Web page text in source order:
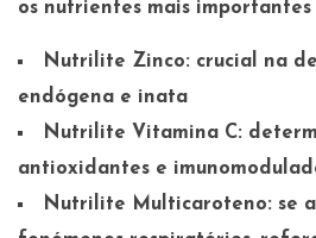
os nutrientes mais importantes
Nutrilite Zinco: crucial na
endógena e inata
Nutrilite Vitamina C:
antioxidantes e
Nutrilite Multicaroteno: se